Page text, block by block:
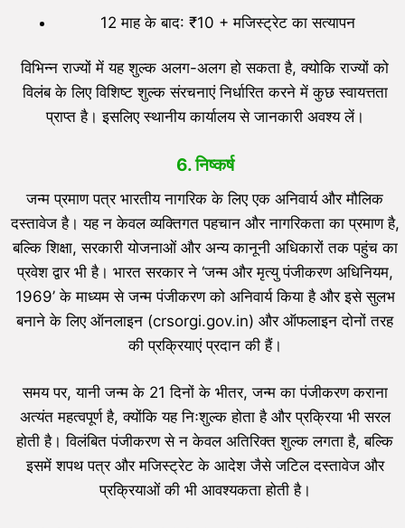
12 माह के बाद: ₹10 + मजिस्ट्रेट का सत्यापन
विभिन्न राज्यों में यह शुल्क अलग-अलग हो सकता है, क्योकि राज्यों को
विलंब के लिए विशिष्ट शुल्क संरचनाएं निर्धारित करने में कुछ स्वायत्तता
प्राप्त है। इसलिए स्थानीय कार्यालय से जानकारी अवश्य लें।
6. निष्कर्ष
जन्म प्रमाण पत्र भारतीय नागरिक के लिए एक अनिवार्य और मौलिक
दस्तावेज है। यह न केवल व्यक्तिगत पहचान और नागरिकता का प्रमाण है,
बल्कि शिक्षा, सरकारी योजनाओं और अन्य कानूनी अधिकारों तक पहुंच का
प्रवेश द्वार भी है। भारत सरकार ने ‘जन्म और मृत्यु पंजीकरण अधिनियम,
1969’ के माध्यम से जन्म पंजीकरण को अनिवार्य किया है और इसे सुलभ
बनाने के लिए ऑनलाइन (crsorgi.gov.in) और ऑफलाइन दोनों तरह
की प्रक्रियाएं प्रदान की हैं।
समय पर, यानी जन्म के 21 दिनों के भीतर, जन्म का पंजीकरण कराना
अत्यंत महत्वपूर्ण है, क्योंकि यह निःशुल्क होता है और प्रक्रिया भी सरल
होती है। विलंबित पंजीकरण से न केवल अतिरिक्त शुल्क लगता है, बल्कि
इसमें शपथ पत्र और मजिस्ट्रेट के आदेश जैसे जटिल दस्तावेज और
प्रक्रियाओं की भी आवश्यकता होती है।